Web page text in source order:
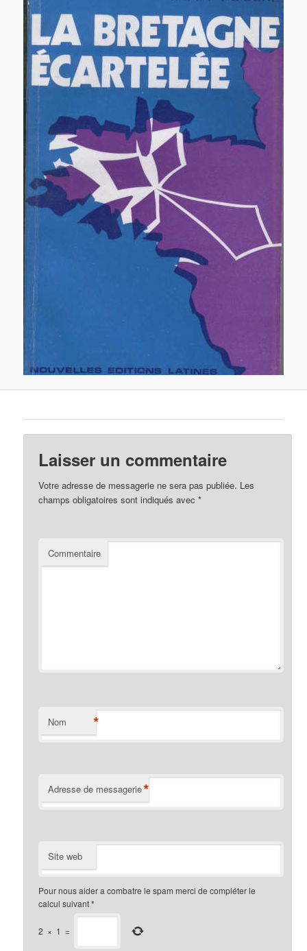
Laisser un commentaire
Votre adresse de messagerie ne sera pas publiée. Les
champs obligatoires sont indiqués avec*
Commentaire
Nom *
Adresse de messagerie*
Site web
Pour nous aider a combatre le spam merci de compléter le
calcul suivant*
2 × 1 =